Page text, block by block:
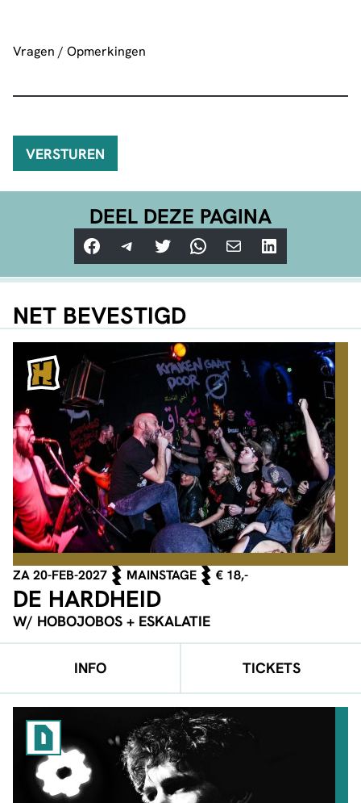
Vragen / Opmerkingen
DEEL DEZE PAGINA
Facebook
Telegram
TwitterWhatsApp
E-mailLinkedIn
NET BEVESTIGD
ZA 20-FEB-2027 MAINSTAGE € 18,-
DE HARDHEID
W/ HOBOJOBOS + ESKALATIE
INFO TICKETS